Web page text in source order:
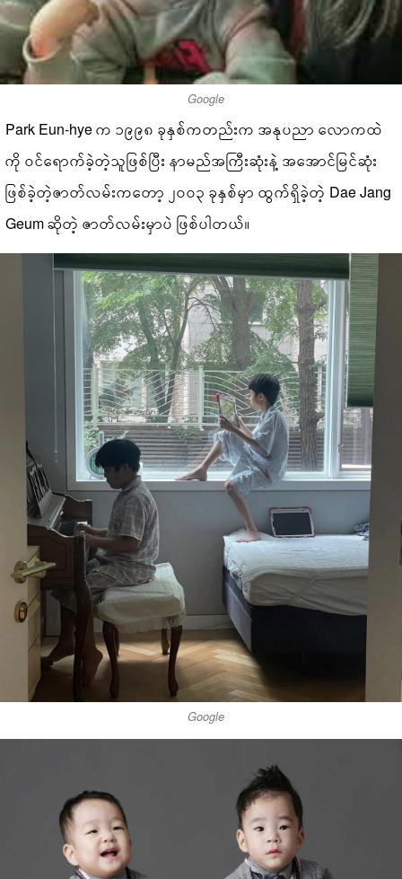
Google
Park Eun-hye က ၁၉၉၈ ခုနှစ်ကတည်းက အနုပညာ လောကထဲ
ကို ဝင်ရောက်ခဲ့တဲ့သူဖြစ်ပြီး နာမည်အကြီးဆုံးနဲ့ အအောင်မြင်ဆုံး
ဖြစ်ခဲ့တဲ့ဇာတ်လမ်းကတော့ ၂၀၀၃ ခုနှစ်မှာ ထွက်ရှိခဲ့တဲ့ Dae Jang
Geum ဆိုတဲ့ ဇာတ်လမ်းမှာပဲ ဖြစ်ပါတယ်။
Google